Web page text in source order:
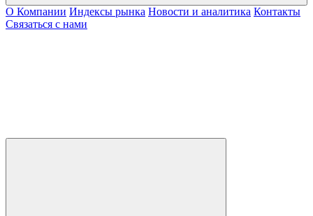
О Компании Индексы рынка Новости и аналитика Контакты
Связаться с нами